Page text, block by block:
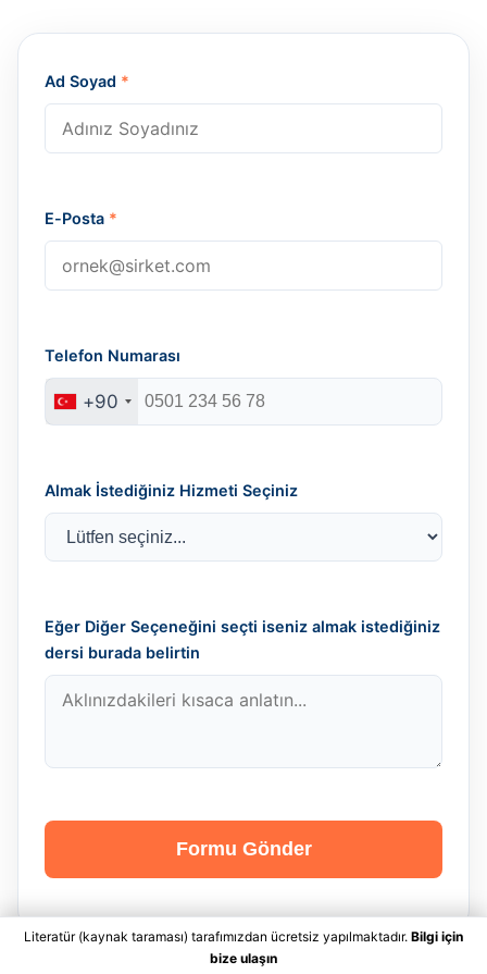
Ad Soyad *
E-Posta *
Telefon Numarası
+90
Almak İstediğiniz Hizmeti Seçiniz
Eğer Diğer Seçeneğini seçti iseniz almak istediğiniz
dersi burada belirtin
Formu Gönder
Literatür (kaynak taraması) tarafımızdan ücretsiz yapılmaktadır. Bilgi için
bize ulaşın